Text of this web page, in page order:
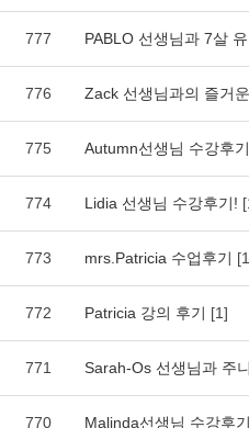
777 PABLO 선생님과 7살
776 Zack 선생님과의 즐거
775 Autumn선생님 수강후기
774 Lidia 선생님 수강후기!
773 mrs.Patricia 수업후기
772 Patricia 강의 후기 [1]
771 Sarah-Os 선생님과 주
770 Malinda선생님 수강후기